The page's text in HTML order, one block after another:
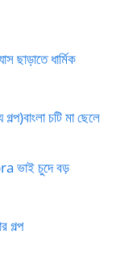
ছাড়াতে ধার্মিক
চটি মা ছেলে
ভাই চুদে বড়
গল্প